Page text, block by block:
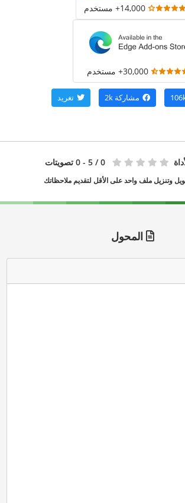
14,000+ مستخدم
30,000+ مستخدم
مشاركة 2k تغريد
0 / 5 - 0 تصويتات
وتنزيل ملف واحد على الأقل لتقديم ملاحظاتك
المحول